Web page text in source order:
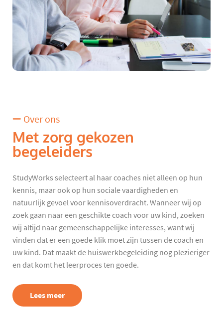
Over ons
Met zorg gekozen
begeleiders
StudyWorks selecteert al haar coaches niet alleen op hun
kennis, maar ook op hun sociale vaardigheden en
natuurlijk gevoel voor kennisoverdracht. Wanneer wij op
zoek gaan naar een geschikte coach voor uw kind, zoeken
wij altijd naar gemeenschappelijke interesses, want wij
vinden dat er een goede klik moet zijn tussen de coach en
uw kind. Dat maakt de huiswerkbegeleiding nog plezieriger
en dat komt het leerproces ten goede.
Lees meer